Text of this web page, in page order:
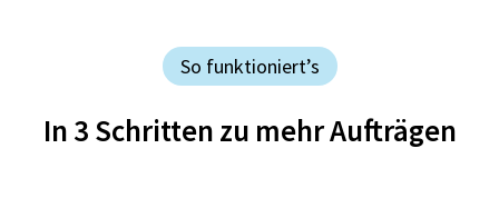
So funktioniert’s
In 3 Schritten zu mehr Aufträgen